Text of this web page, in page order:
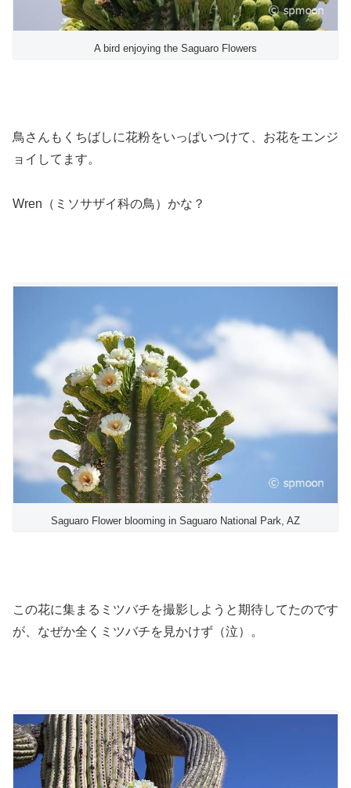
A bird enjoying the Saguaro Flowers
鳥さんもくちばしに花粉をいっぱいつけて、お花をエンジ
ョイしてます。
Wren（ミソサザイ科の鳥）かな？
Saguaro Flower blooming in Saguaro National Park, AZ
この花に集まるミツバチを撮影しようと期待してたのです
が、なぜか全くミツバチを見かけず（泣）。